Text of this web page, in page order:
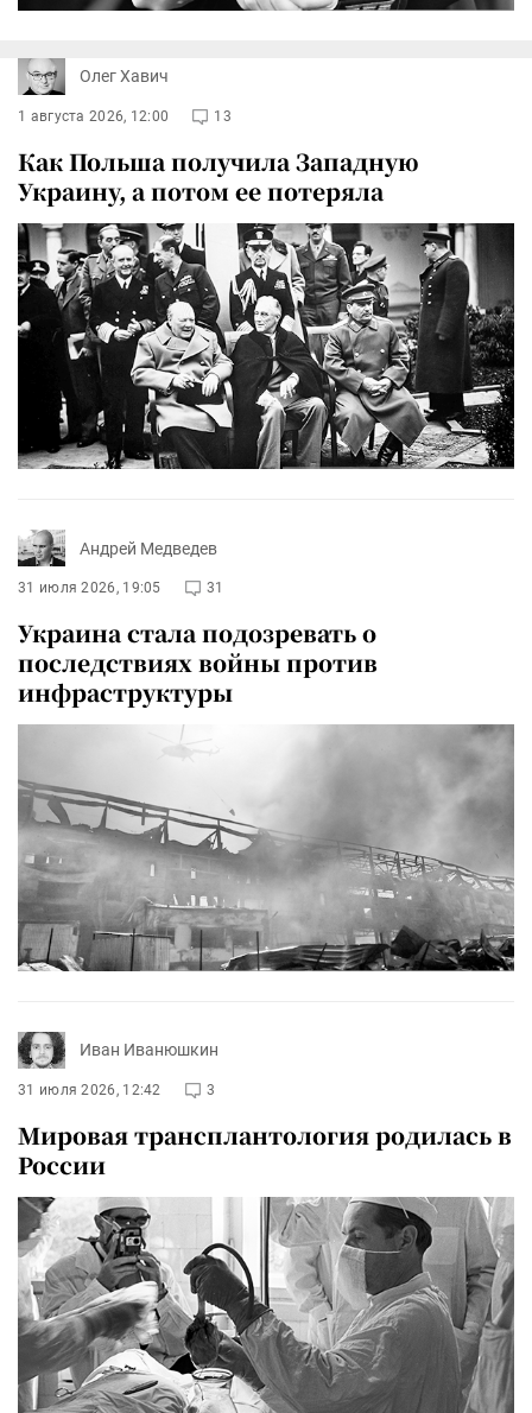
Олег Хавич
1 августа 2026, 12:00 13
Как Польша получила Западную
Украину, а потом ее потеряла
Андрей Медведев
31 июля 2026, 19:05 31
Украина стала подозревать о
последствиях войны против
инфраструктуры
Иван Иванюшкин
31 июля 2026, 12:42 3
Мировая трансплантология родилась в
России